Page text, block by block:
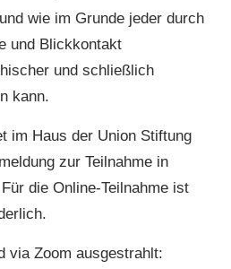
wie im Grunde jeder durch
und Blickkontakt
und schließlich
kann.
im Haus der Union Stiftung
zur Teilnahme in
die Online-Teilnahme ist
via Zoom ausgestrahlt: